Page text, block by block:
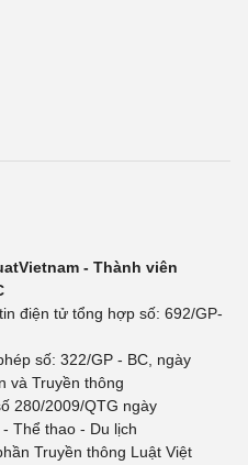
- Thành viên
điện tử tổng hợp số: 692/GP-
số: 322/GP - BC, ngày
và Truyền thông
280/2009/QTG ngày
Thể thao - Du lịch
Truyền thông Luật Việt